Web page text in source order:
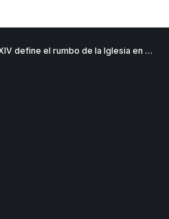
rumbo de la Iglesia en su primer consistorio extraordinario